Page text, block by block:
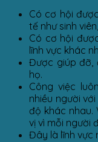
Có cơ hội
tế như sinh
Có cơ hội
lĩnh vực khác
Được giúp đỡ,
họ.
Công việc
nhiều người
độ khác nhau.
vị vì mỗi người
Đây là lĩnh vực